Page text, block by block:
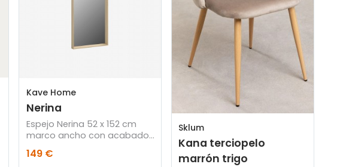
Kave Home
Nerina
Espejo Nerina 52 x 152 cm
marco ancho con acabado
149 €
Sklum
Kana terciopelo
marrón trigo